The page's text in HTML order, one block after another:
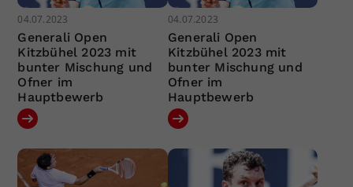
04.07.2023
Generali Open
Kitzbühel 2023 mit
bunter Mischung und
Ofner im
Hauptbewerb
04.07.2023
Generali Open
Kitzbühel 2023 mit
bunter Mischung und
Ofner im
Hauptbewerb